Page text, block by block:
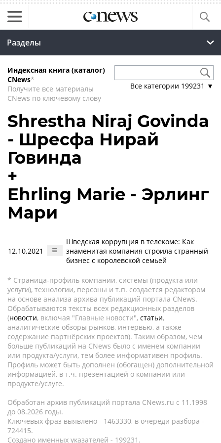
Разделы
Индексная книга (каталог)
CNews*
Получите все материалы
CNews по ключевому слову
Все категории 199231 ▼
Shrestha Niraj Govinda
- Шресфа Нирай
Говинда
+
Ehrling Marie - Эрлинг
Мари
12.10.2021
Шведская коррупция в телекоме: Как
знаменитая компания строила странный
бизнес с королевской семьей
* Страница-профиль компании, системы (продукта или
услуги), технологии, персоны и т.п. создается редактором
на основе анализа архива публикаций портала CNews.
Обрабатываются тексты всех редакционных разделов
(новости, включая "Главные новости", статьи,
аналитические обзоры рынков, интервью, а также
содержание партнёрских проектов). Таким образом, чем
больше публикаций на CNews было с именем компании
или продукта/услуги, тем более информативен профиль.
Профиль может быть дополнен (обогащен) дополнительной
информацией, в т.ч. презентацией о компании или
продукте/услуге.
Обработан архив публикаций портала CNews.ru c 11.1998
до 08.2026 годы.
Ключевых фраз выявлено - 1463330, в очереди разбора -
724415.
Создано именных указателей - 199231.